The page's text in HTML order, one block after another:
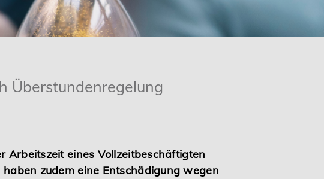
Überstundenregelung
Arbeitszeit eines Vollzeitbeschäftigten
zudem eine Entschädigung wegen